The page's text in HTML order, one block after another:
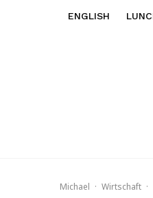
ENGLISH
Michael · Wirtschaft ·